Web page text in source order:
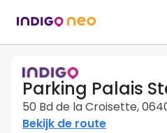
Parking Palais
50 Bd de la Croisette,
Bekijk de route